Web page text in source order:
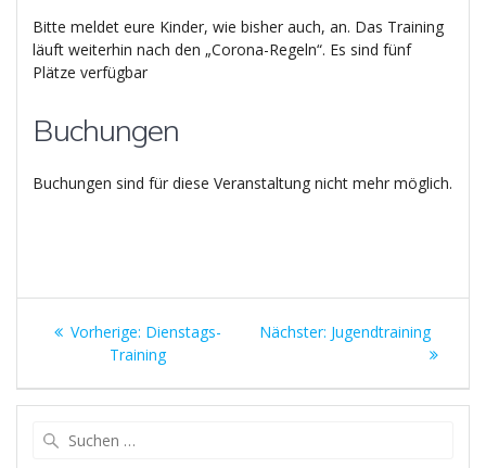
Bitte meldet eure Kinder, wie bisher auch, an. Das Training
läuft weiterhin nach den „Corona-Regeln“. Es sind fünf
Plätze verfügbar
Buchungen
Buchungen sind für diese Veranstaltung nicht mehr möglich.
Beitragsnavigation
Vorherige: Vorheriger
Beitrag:
Dienstags-
Training
Nächster: Nächster
Jugendtraining